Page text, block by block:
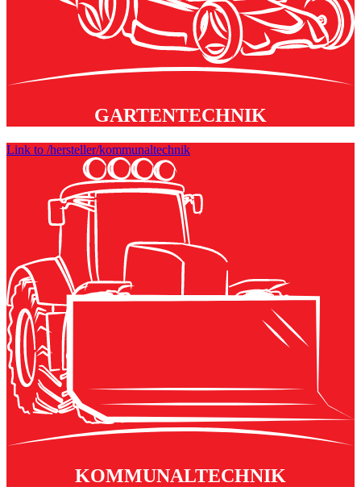
GARTENTECHNIK
Link to /hersteller/kommunaltechnik
KOMMUNALTECHNIK